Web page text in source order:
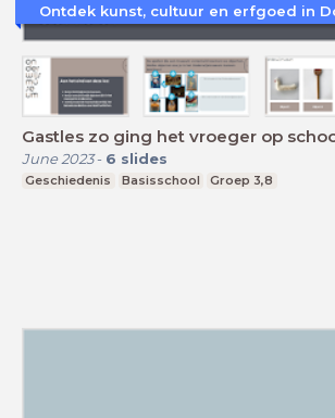
Gastles zo ging het vroeger op
June 2023- 6 slides
Geschiedenis Basisschool Groep 3,8
Ontdek kunst, cultuur en erfgoed in